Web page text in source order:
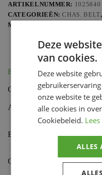
ARTIKELNUMMER: 1025840
CATEGORIEËN:CHAS. BELT,
MERK:
Beschrijving
OEM-Aandrijfriem Yamaha
Aanvullende informatie
Beoordelingen (0)
Gekoppelde Motoren
Deze
van cookies.
Deze website
onze website te
alle cookies in
Cookiebeleid.
ALLES